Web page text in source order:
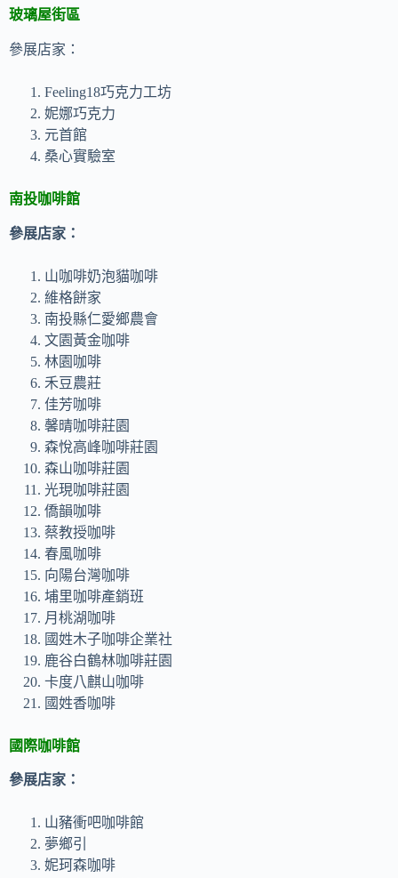
玻璃屋街區
參展店家：
Feeling18巧克力工坊
妮娜巧克力
元首館
桑心實驗室
南投咖啡館
參展店家：
山咖啡奶泡貓咖啡
維格餅家
南投縣仁愛鄉農會
文園黃金咖啡
林園咖啡
禾豆農莊
佳芳咖啡
馨晴咖啡莊園
森悅高峰咖啡莊園
森山咖啡莊園
光現咖啡莊園
僑韻咖啡
蔡教授咖啡
春風咖啡
向陽台灣咖啡
埔里咖啡產銷班
月桃湖咖啡
國姓木子咖啡企業社
鹿谷白鶴林咖啡莊園
卡度八麒山咖啡
國姓香咖啡
國際咖啡館
參展店家：
山豬衝吧咖啡館
夢鄉引
妮珂森咖啡